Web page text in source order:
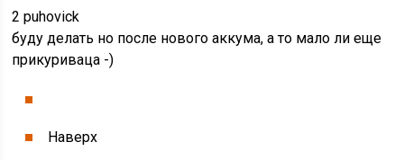
2 puhovick
буду делать но после нового аккума, а то мало ли еще
прикуриваца -)
Наверх